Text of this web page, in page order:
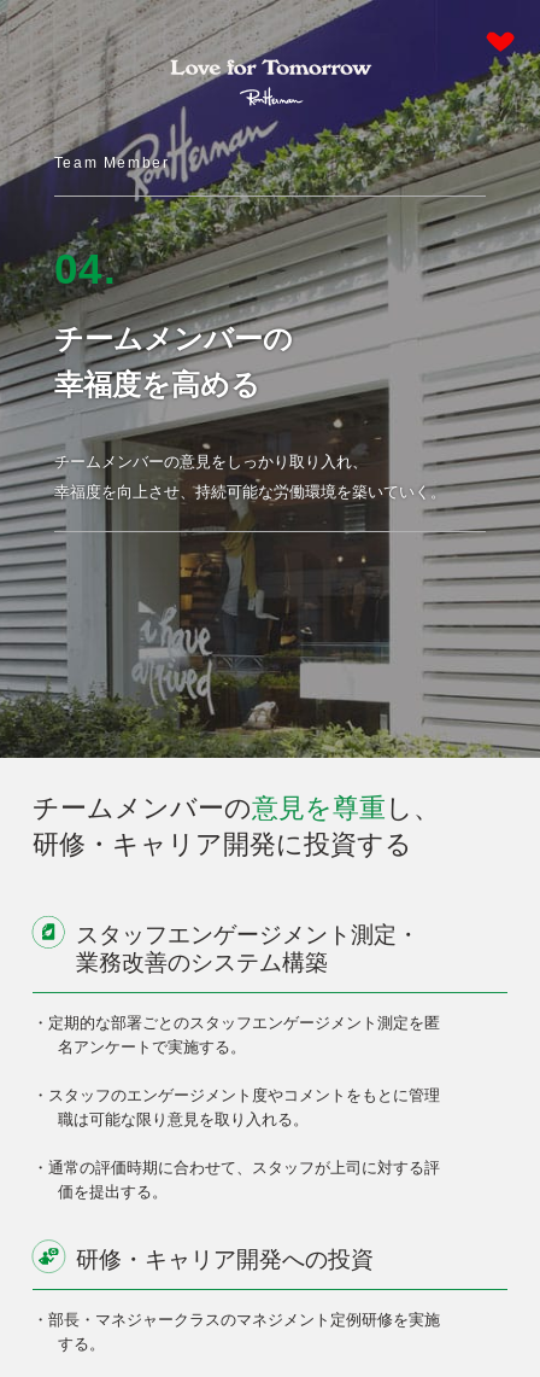
Team Member
04.
チームメンバーの
幸福度を高める
チームメンバーの意見をしっかり取り入れ、
幸福度を向上させ、持続可能な労働環境を築いていく。
チームメンバーの意見を尊重 し、
研修・キャリア開発に投資する
スタッフエンゲージメント測定・
業務改善のシステム構築
・定期的な部署ごとのスタッフエンゲージメント測定を匿
名アンケートで実施する。
・スタッフのエンゲージメント度やコメントをもとに管理
職は可能な限り意見を取り入れる。
・通常の評価時期に合わせて、スタッフが上司に対する評
価を提出する。
研修・キャリア開発への投資
・部長・マネジャークラスのマネジメント定例研修を実施
する。